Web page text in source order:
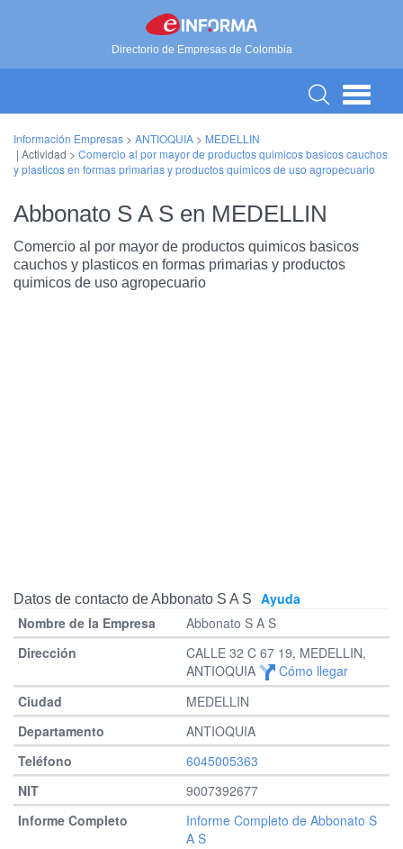
Directorio de Empresas de Colombia
Información Empresas > ANTIOQUIA > MEDELLIN
| Actividad > Comercio al por mayor de productos quimicos basicos cauchos
y plasticos en formas primarias y productos quimicos de uso agropecuario
Abbonato S A S en MEDELLIN
Comercio al por mayor de productos quimicos basicos
cauchos y plasticos en formas primarias y productos
quimicos de uso agropecuario
Datos de contacto de Abbonato S A S
Ayuda
Abbonato S A S
CALLE 32 C 67 19, MEDELLIN,
ANTIOQUIA
Cómo llegar
MEDELLIN
ANTIOQUIA
6045005363
9007392677
Informe Completo de Abbonato S
A S